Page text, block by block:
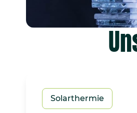
Solarthermie